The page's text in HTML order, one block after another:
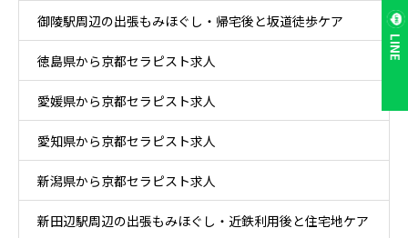
LINE
御陵駅周辺の出張もみほぐし・帰宅後と坂道徒歩ケア
徳島県から京都セラピスト求人
愛媛県から京都セラピスト求人
愛知県から京都セラピスト求人
新潟県から京都セラピスト求人
新田辺駅周辺の出張もみほぐし・近鉄利用後と住宅地ケア